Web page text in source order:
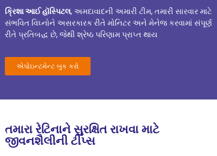
ક્રિશા આઈ હૉસ્પિટલ, અમદાવાદની અમારી ટીમ, તમારી સારવાર માટે
સંભવિત વિઘ્નોને અસરકારક રીતે મોનિટર અને મેનેજ કરવામાં સંપૂર્ણ
રીતે પ્રતિબદ્ધ છે, જેથી શ્રેષ્ઠ પરિણામ પ્રાપ્ત થાય
એપોઇન્ટમેન્ટ બુક કરો
તમારા રેટિનાને સુરક્ષિત રાખવા માટે
જીવનશૈલીની ટીપ્સ